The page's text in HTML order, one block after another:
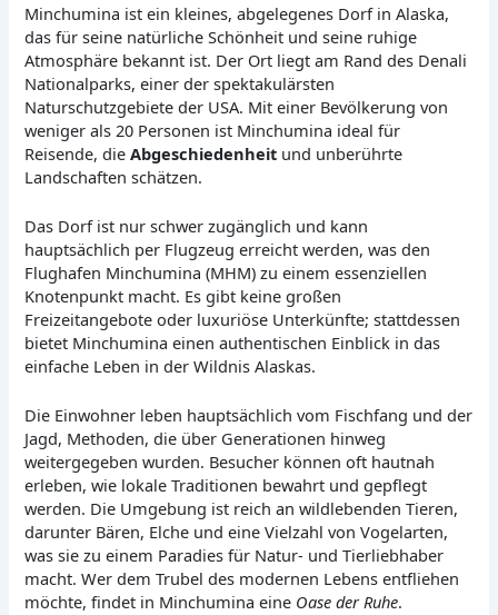
Minchumina ist ein kleines, abgelegenes Dorf in Alaska,
das für seine natürliche Schönheit und seine ruhige
Atmosphäre bekannt ist. Der Ort liegt am Rand des Denali
Nationalparks, einer der spektakulärsten
Naturschutzgebiete der USA. Mit einer Bevölkerung von
weniger als 20 Personen ist Minchumina ideal für
Reisende, dieAbgeschiedenheit und unberührte
Landschaften schätzen.
Das Dorf ist nur schwer zugänglich und kann
hauptsächlich per Flugzeug erreicht werden, was den
Flughafen Minchumina (MHM) zu einem essenziellen
Knotenpunkt macht. Es gibt keine großen
Freizeitangebote oder luxuriöse Unterkünfte; stattdessen
bietet Minchumina einen authentischen Einblick in das
einfache Leben in der Wildnis Alaskas.
Die Einwohner leben hauptsächlich vom Fischfang und der
Jagd, Methoden, die über Generationen hinweg
weitergegeben wurden. Besucher können oft hautnah
erleben, wie lokale Traditionen bewahrt und gepflegt
werden. Die Umgebung ist reich an wildlebenden Tieren,
darunter Bären, Elche und eine Vielzahl von Vogelarten,
was sie zu einem Paradies für Natur- und Tierliebhaber
macht. Wer dem Trubel des modernen Lebens entfliehen
möchte, findet in Minchumina eine Oase der Ruhe.